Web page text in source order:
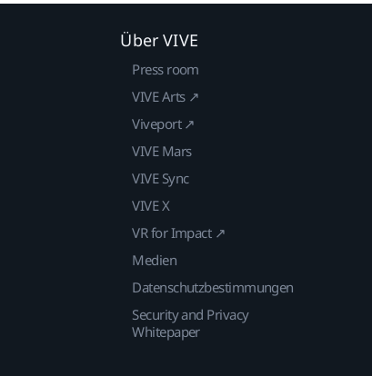
Über VIVE
Press room
VIVE Arts ↗
Viveport ↗
VIVE Mars
VIVE Sync
VIVE X
VR for Impact ↗
Medien
Datenschutzbestimmungen
Security and Privacy
Whitepaper